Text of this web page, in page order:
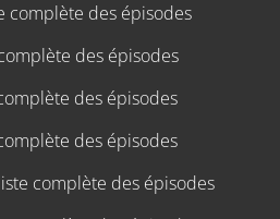
complète des épisodes
des épisodes
des épisodes
des épisodes
complète des épisodes